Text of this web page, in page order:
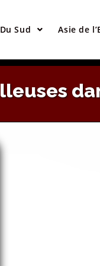
Sud Asie de